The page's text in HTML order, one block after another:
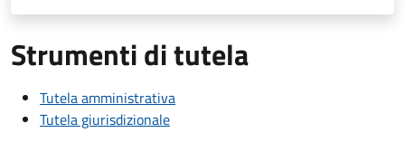
Strumenti di tutela
Tutela amministrativa
Tutela giurisdizionale